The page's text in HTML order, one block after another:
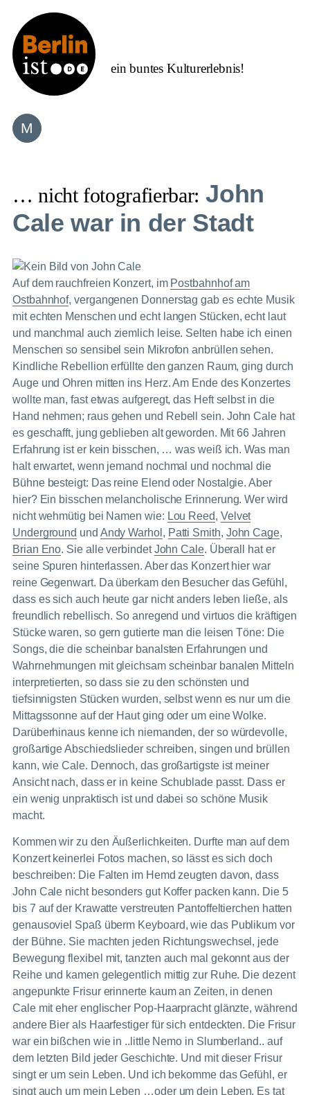
ein buntes Kulturerlebnis!
… nicht fotografierbar: John
Cale war in der Stadt
Auf dem rauchfreien Konzert, im Postbahnhof am
Ostbahnhof, vergangenen Donnerstag gab es echte Musik
mit echten Menschen und echt langen Stücken, echt laut
und manchmal auch ziemlich leise. Selten habe ich einen
Menschen so sensibel sein Mikrofon anbrüllen sehen.
Kindliche Rebellion erfüllte den ganzen Raum, ging durch
Auge und Ohren mitten ins Herz. Am Ende des Konzertes
wollte man, fast etwas aufgeregt, das Heft selbst in die
Hand nehmen; raus gehen und Rebell sein. John Cale hat
es geschafft, jung geblieben alt geworden. Mit 66 Jahren
Erfahrung ist er kein bisschen, … was weiß ich. Was man
halt erwartet, wenn jemand nochmal und nochmal die
Bühne besteigt: Das reine Elend oder Nostalgie. Aber
hier? Ein bisschen melancholische Erinnerung. Wer wird
nicht wehmütig bei Namen wie: Lou Reed, Velvet
Underground und Andy Warhol , Patti Smith, John Cage,
Brian Eno. Sie alle verbindetJohn Cale. Überall hat er
seine Spuren hinterlassen. Aber das Konzert hier war
reine Gegenwart. Da überkam den Besucher das Gefühl,
dass es sich auch heute gar nicht anders leben ließe, als
freundlich rebellisch. So anregend und virtuos die kräftigen
Stücke waren, so gern gutierte man die leisen Töne: Die
Songs, die die scheinbar banalsten Erfahrungen und
Wahrnehmungen mit gleichsam scheinbar banalen Mitteln
interpretierten, so dass sie zu den schönsten und
tiefsinnigsten Stücken wurden, selbst wenn es nur um die
Mittagssonne auf der Haut ging oder um eine Wolke.
Darüberhinaus kenne ich niemanden, der so würdevolle,
großartige Abschiedslieder schreiben, singen und brüllen
kann, wie Cale. Dennoch, das großartigste ist meiner
Ansicht nach, dass er in keine Schublade passt. Dass er
ein wenig unpraktisch ist und dabei so schöne Musik
macht.
Kommen wir zu den Äußerlichkeiten. Durfte man auf dem
Konzert keinerlei Fotos machen, so lässt es sich doch
beschreiben: Die Falten im Hemd zeugten davon, dass
John Cale nicht besonders gut Koffer packen kann. Die 5
bis 7 auf der Krawatte verstreuten Pantoffeltierchen hatten
genausoviel Spaß überm Keyboard, wie das Publikum vor
der Bühne. Sie machten jeden Richtungswechsel, jede
Bewegung flexibel mit, tanzten auch mal gekonnt aus der
Reihe und kamen gelegentlich mittig zur Ruhe. Die dezent
angepunkte Frisur erinnerte kaum an Zeiten, in denen
Cale mit eher englischer Pop-Haarpracht glänzte, während
andere Bier als Haarfestiger für sich entdeckten. Die Frisur
war ein bißchen wie in ..little Nemo in Slumberland.. auf
dem letzten Bild jeder Geschichte. Und mit dieser Frisur
singt er um sein Leben. Und ich bekomme das Gefühl, er
singt auch um mein Leben …oder um dein Leben. Es tat